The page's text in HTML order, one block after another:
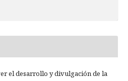
el desarrollo y divulgación de la